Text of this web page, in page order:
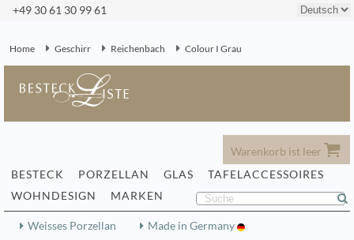
+49 30 61 30 99 61
Home Geschirr Reichenbach Colour I Grau
Warenkorb ist leer
BESTECK
PORZELLAN GLAS
TAFELACCESSOIRES
WOHNDESIGN
MARKEN
Weisses Porzellan
Made in Germany